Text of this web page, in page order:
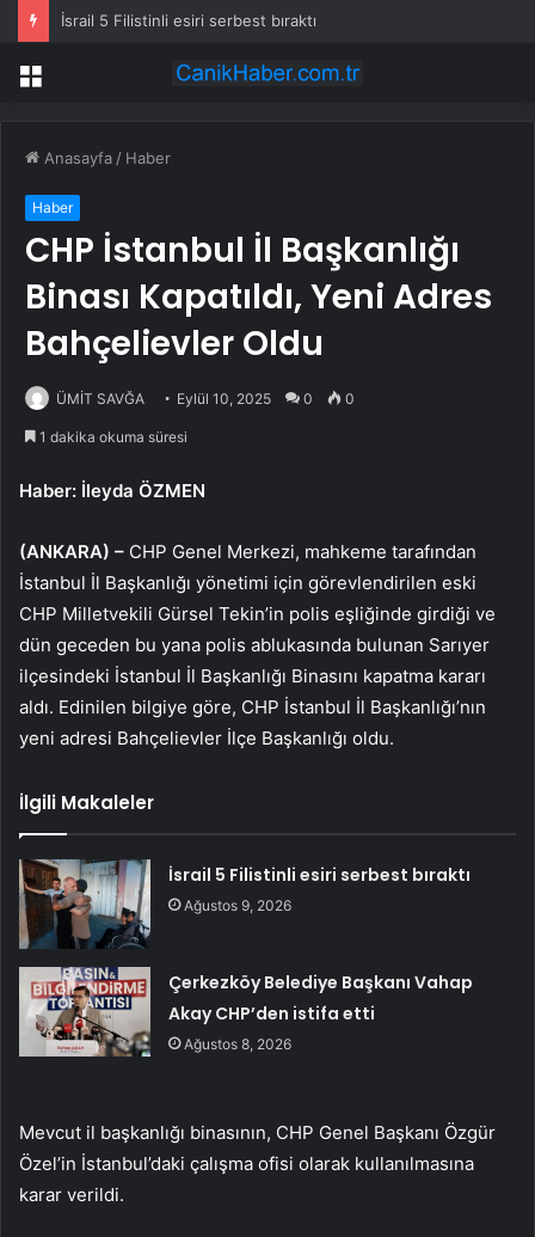
İsrail 5 Filistinli esiri serbest bıraktı
Menü
Anasayfa / Haber
Haber
CHP İstanbul İl Başkanlığı
Binası Kapatıldı, Yeni Adres
Bahçelievler Oldu
ÜMİT SAVĞA Eylül 10, 2025 0 0
1 dakika okuma süresi
Haber: İleyda ÖZMEN
(ANKARA) – CHP Genel Merkezi, mahkeme tarafından
İstanbul İl Başkanlığı yönetimi için görevlendirilen eski
CHP Milletvekili Gürsel Tekin’in polis eşliğinde girdiği ve
dün geceden bu yana polis ablukasında bulunan Sarıyer
ilçesindeki İstanbul İl Başkanlığı Binasını kapatma kararı
aldı. Edinilen bilgiye göre, CHP İstanbul İl Başkanlığı’nın
yeni adresi Bahçelievler İlçe Başkanlığı oldu.
İlgili Makaleler
İsrail 5 Filistinli esiri serbest bıraktı
Ağustos 9, 2026
Çerkezköy Belediye Başkanı Vahap
Akay CHP’den istifa etti
Ağustos 8, 2026
Mevcut il başkanlığı binasının, CHP Genel Başkanı Özgür
Özel’in İstanbul’daki çalışma ofisi olarak kullanılmasına
karar verildi.